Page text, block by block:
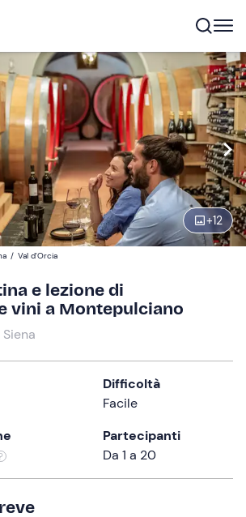
+12
Regala
Modifica
Modifica
1
/ Val d'Orcia
e lezione di
vini a Montepulciano
Difficoltà
Facile
Partecipanti
Da 1 a 20